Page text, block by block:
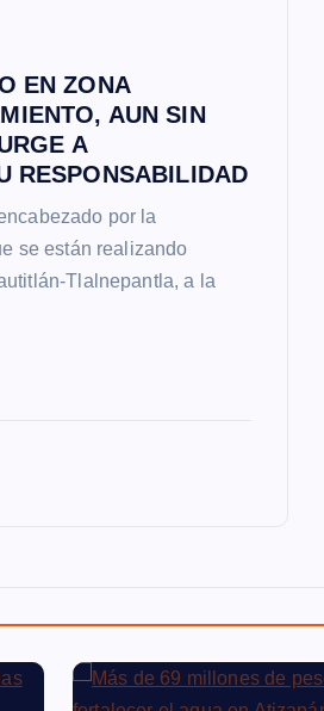
EN ZONA
AUN SIN
A
RESPONSABILIDAD
por la
se están realizando
Tlalnepantla, a la